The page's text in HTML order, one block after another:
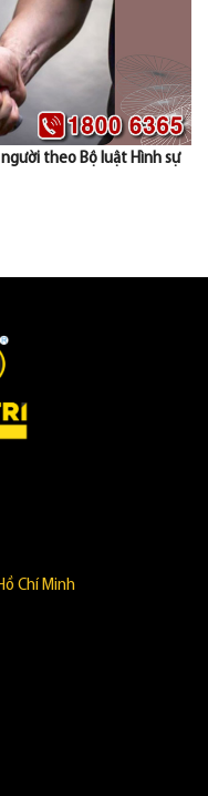
theo Bộ luật Hình sự
Chí Minh